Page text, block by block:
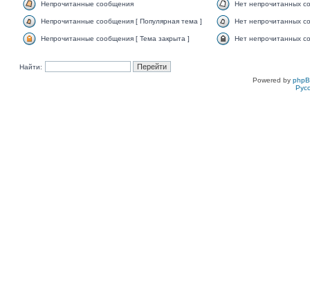
Непрочитанные сообщения Нет непрочитанных
Непрочитанные сообщения [ Популярная тема ] Нет непрочитанных
Непрочитанные сообщения [ Тема закрыта ] Нет непрочитанных
Найти:
Powered by